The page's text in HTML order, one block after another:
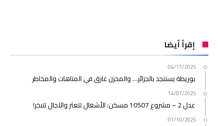
إقرأ أيضا
04/11/2025
بوريطة يستنجد بالجزائر… والمخزن غارق في المتاهات والمخاطر
14/07/2025
عدل 2 – مشروع 10507 مسكن: الأشغال تتعثر والآجال تتبخر!
01/10/2025